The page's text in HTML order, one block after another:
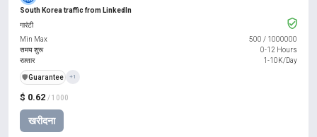
South Korea traffic from LinkedIn
$ 0.62 / 1000
खरीदना
गारंटी
Min Max
500 / 1000000
समय शुरू
0-12 Hours
रफ़्तार
1-10K/Day
️🛡️Guarantee +1